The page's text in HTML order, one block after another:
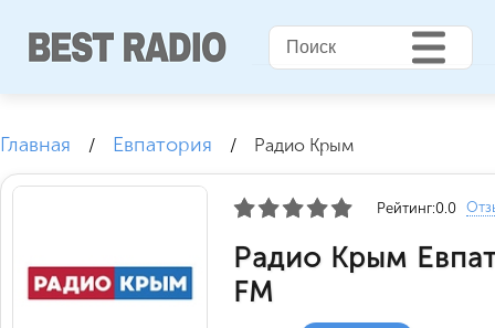
Главная / Евпатория / Радио Крым
Рейтинг:0.0
Радио Крым
FM